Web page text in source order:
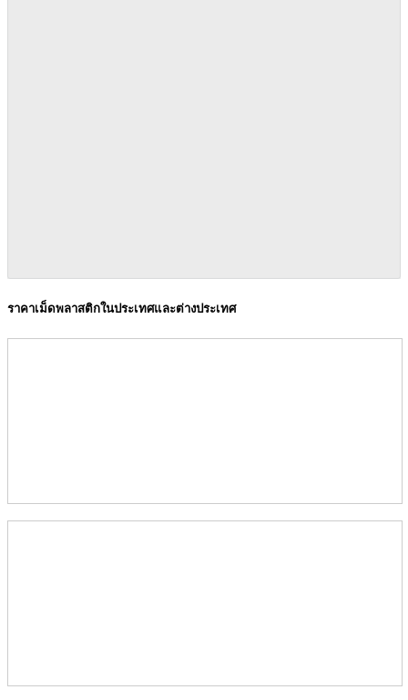
ราคาเม็ดพลาสติกในประเทศและต่างประเทศ